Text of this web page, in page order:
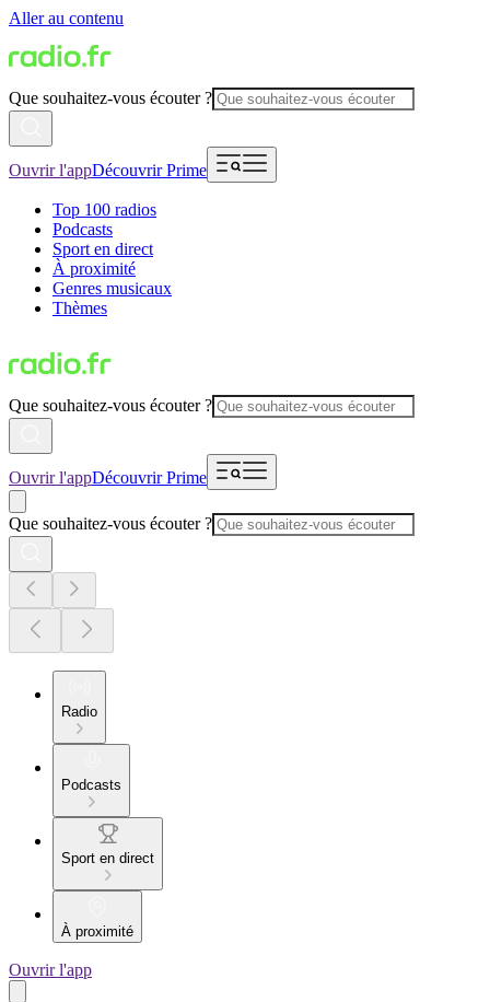
Aller au contenu
Que souhaitez-vous écouter ?
Ouvrir l'appDécouvrir Prime
Top 100 radios
Podcasts
Sport en direct
À proximité
Genres musicaux
Thèmes
Que souhaitez-vous écouter ?
Ouvrir l'appDécouvrir Prime
Que souhaitez-vous écouter ?
Radio
Podcasts
Sport en direct
À proximité
Ouvrir l'app